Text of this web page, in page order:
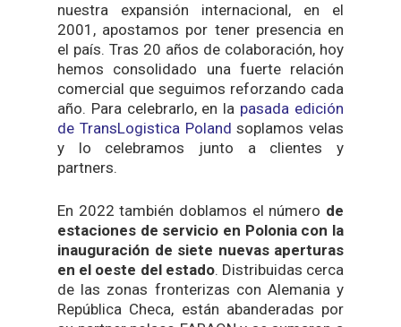
nuestra expansión internacional, en el
2001, apostamos por tener presencia en
el país. Tras 20 años de colaboración, hoy
hemos consolidado una fuerte relación
comercial que seguimos reforzando cada
año. Para celebrarlo, en la pasada edición
de TransLogistica Poland soplamos velas
y lo celebramos junto a clientes y
partners.
En 2022 también doblamos el número de
estaciones de servicio en Polonia con la
inauguración de siete nuevas aperturas
en el oeste del estado. Distribuidas cerca
de las zonas fronterizas con Alemania y
República Checa, están abanderadas por